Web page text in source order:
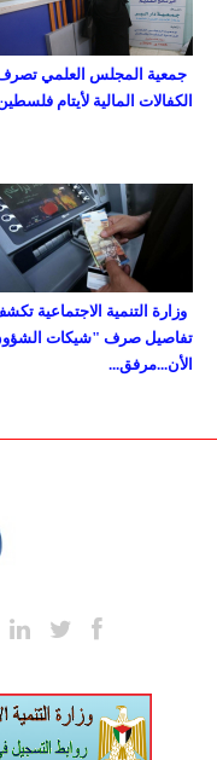
جمعية المجلس العلمي
الكفالات المالية لأيتام
وزارة التنمية الاجتماعية
تفاصيل صرف "شيكات
الأن...مرفق...